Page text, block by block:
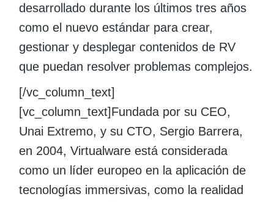
desarrollado durante los últimos tres años
como el nuevo estándar para crear,
gestionar y desplegar contenidos de RV
que puedan resolver problemas complejos.
[/vc_column_text]
[vc_column_text]Fundada por su CEO,
Unai Extremo, y su CTO, Sergio Barrera,
en 2004, Virtualware está considerada
como un líder europeo en la aplicación de
tecnologías immersivas, como la realidad